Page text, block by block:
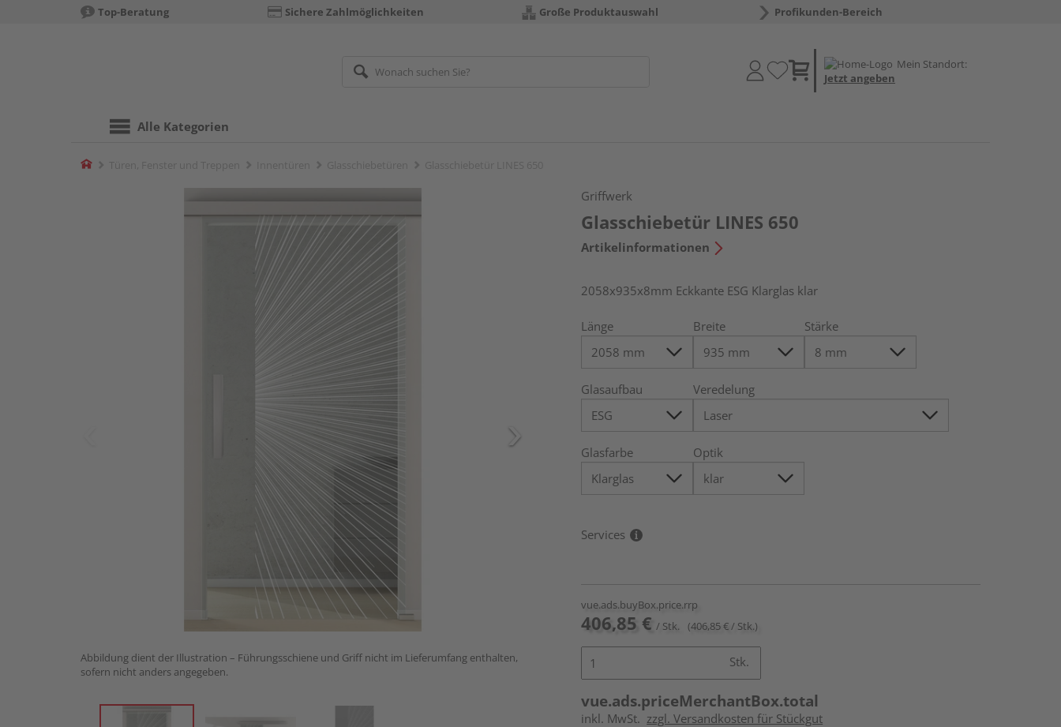
Top-Beratung Sichere Zahlmöglichkeiten Große Produktauswahl Profikunden-Bereich
Mein Standort:
Jetzt angeben
Alle Kategorien
Home
Abbildung dient der Illustration – Führungsschiene und Griff nicht im Lieferumfang enthalten,
sofern nicht anders angegeben.
Griffwerk
Glasschiebetür LINES 650
Artikelinformationen
2058x935x8mm Eckkante ESG Klarglas klar
Länge Breite Stärke
Glasaufbau Veredelung
Glasfarbe Optik
Services
vue.ads.buyBox.price.rrp
406,85 € / Stk. (406,85 € / Stk.)
Stk.
vue.ads.priceMerchantBox.total
inkl. MwSt. zzgl. Versandkosten für Stückgut